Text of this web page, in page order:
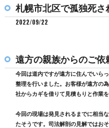
札幌市北区で孤独死
2022/09/22
遠方の親族からのご依
今回は道内ですが遠方に住んでいら
整理を行いました。お客様が遠方の
社からカギを借りて見積もりと作業
今回の現場は発見されるまでに相当
たそうです。司法解剖の見解ではお